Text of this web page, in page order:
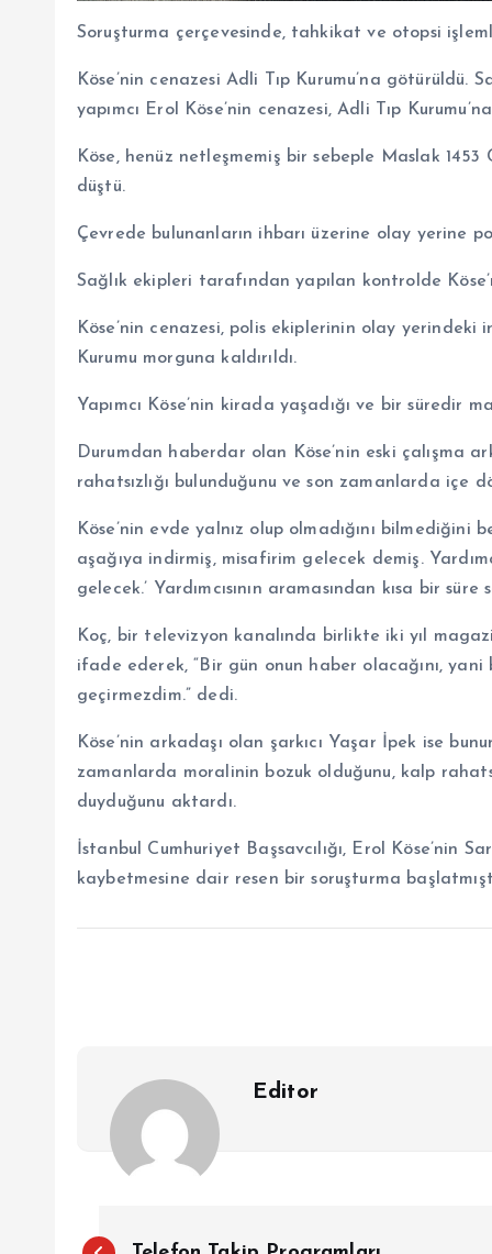
Soruşturma çerçevesinde, tahkikat ve otopsi
Köse’nin cenazesi Adli Tıp Kurumu’na götürüldü.
yapımcı Erol Köse’nin cenazesi, Adli Tıp
Köse, henüz netleşmemiş bir sebeple Maslak 1453
düştü.
Çevrede bulunanların ihbarı üzerine olay yerine
Sağlık ekipleri tarafından yapılan kontrolde
Köse’nin cenazesi, polis ekiplerinin olay yerindeki
Kurumu morguna kaldırıldı.
Yapımcı Köse’nin kirada yaşadığı ve bir süredir
Durumdan haberdar olan Köse’nin eski çalışma
rahatsızlığı bulunduğunu ve son zamanlarda
Köse’nin evde yalnız olup olmadığını bilmediğini
aşağıya indirmiş, misafirim gelecek demiş.
gelecek.’ Yardımcısının aramasından kısa bir
Koç, bir televizyon kanalında birlikte iki yıl
ifade ederek, “Bir gün onun haber olacağını, yani
geçirmezdim.” dedi.
Köse’nin arkadaşı olan şarkıcı Yaşar İpek ise
zamanlarda moralinin bozuk olduğunu, kalp
duyduğunu aktardı.
İstanbul Cumhuriyet Başsavcılığı, Erol Köse’nin
kaybetmesine dair resen bir soruşturma
Editor
Y